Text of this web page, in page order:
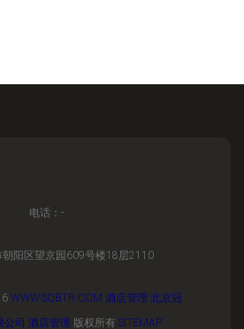
电话：-
朝阳区望京园609号楼18层2110
WWW.SQBTR.COM 酒店管理 北京冠
公司 酒店管理 版权所有 SITEMAP